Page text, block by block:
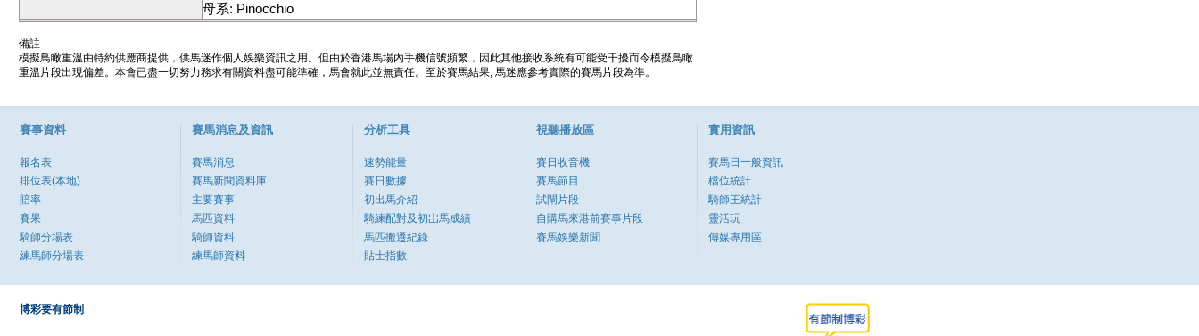
母系: Pinocchio
備註
模擬鳥瞰重溫由特約供應商提供，供馬迷作個人娛樂資訊之用。但由於香港馬場內手機信號頻繁，因此其他接收系統有可能受干擾而令模擬鳥瞰
重溫片段出現偏差。本會已盡一切努力務求有關資料盡可能準確，馬會就此並無責任。至於賽馬結果, 馬迷應參考實際的賽馬片段為準。
賽事資料
報名表
排位表(本地)
賠率
賽果
騎師分場表
練馬師分場表
賽馬消息及資訊
賽馬消息
賽馬新聞資料庫
主要賽事
馬匹資料
騎師資料
練馬師資料
分析工具
速勢能量
賽日數據
初出馬介紹
騎練配對及初岀馬成績
馬匹搬遷紀錄
貼士指數
視聽播放區
賽日收音機
賽馬節目
試閘片段
自購馬來港前賽事片段
賽馬娛樂新聞
實用資訊
賽馬日一般資訊
檔位統計
騎師王統計
靈活玩
傳媒專用區
博彩要有節制